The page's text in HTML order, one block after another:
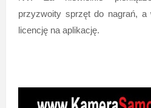
przyzwoity sprzęt do nagrań,
licencję na aplikację.